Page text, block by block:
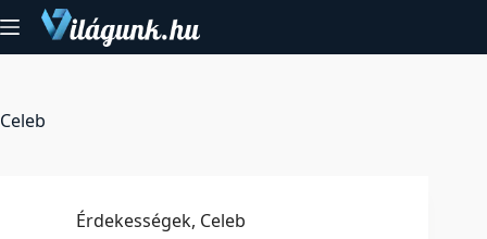
to
content
Celeb
Érdekességek, Celeb